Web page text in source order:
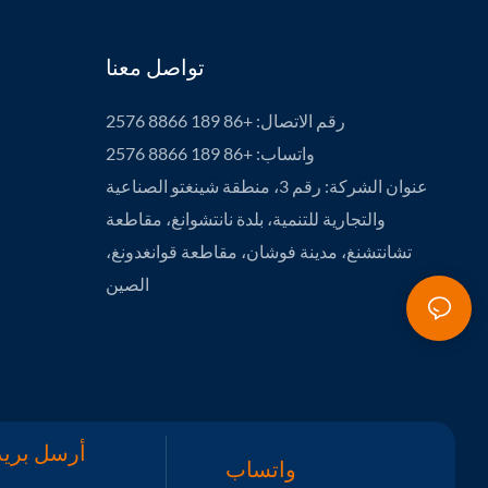
تواصل معنا
رقم الاتصال: +86 189 8866 2576
واتساب: +86 189 8866 2576
عنوان الشركة: رقم 3، منطقة شينغتو الصناعية
والتجارية للتنمية، بلدة نانتشوانغ، مقاطعة
تشانتشنغ، مدينة فوشان، مقاطعة قوانغدونغ،
الصين
أرسل
واتساب